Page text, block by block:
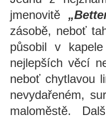
jmenovitě
zásobě, neboť
působil v kapele
nejlepších věcí
neboť chytlavou
nevydařeném,
maloměstě.